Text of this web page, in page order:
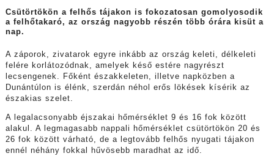
Csütörtökön a felhős tájakon is fokozatosan gomolyosodik
a felhőtakaró, az ország nagyobb részén több órára kisüt a
nap.
A záporok, zivatarok egyre inkább az ország keleti, délkeleti
felére korlátozódnak, amelyek késő estére nagyrészt
lecsengenek. Főként északkeleten, illetve napközben a
Dunántúlon is élénk, szerdán néhol erős lökések kísérik az
északias szelet.
A legalacsonyabb éjszakai hőmérséklet 9 és 16 fok között
alakul. A legmagasabb nappali hőmérséklet csütörtökön 20 és
26 fok között várható, de a legtovább felhős nyugati tájakon
ennél néhány fokkal hűvösebb maradhat az idő.